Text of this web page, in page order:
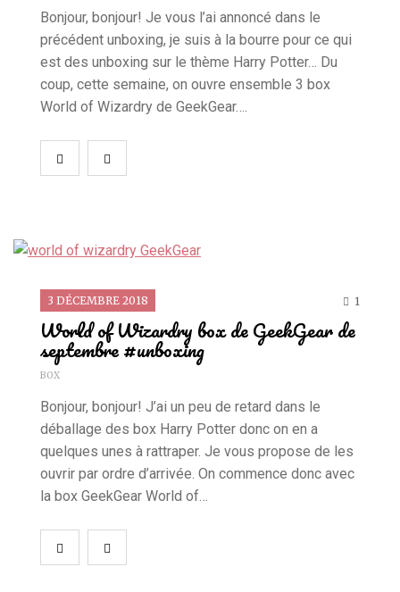
Bonjour, bonjour! Je vous l’ai annoncé dans le
précédent unboxing, je suis à la bourre pour ce qui
est des unboxing sur le thème Harry Potter… Du
coup, cette semaine, on ouvre ensemble 3 box
World of Wizardry de GeekGear….
3 DÉCEMBRE 2018 1
World of Wizardry box de GeekGear de
septembre #unboxing
BOX
Bonjour, bonjour! J’ai un peu de retard dans le
déballage des box Harry Potter donc on en a
quelques unes à rattraper. Je vous propose de les
ouvrir par ordre d’arrivée. On commence donc avec
la box GeekGear World of…